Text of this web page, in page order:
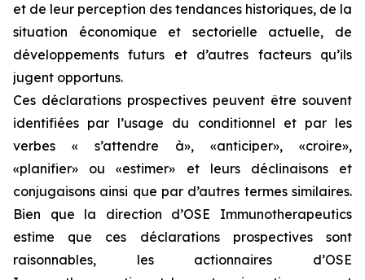
et de leur perception des tendances historiques, de la
situation économique et sectorielle actuelle, de
développements futurs et d’autres facteurs qu’ils
jugent opportuns.
Ces déclarations prospectives peuvent être souvent
identifiées par l’usage du conditionnel et par les
verbes « s’attendre à», «anticiper», «croire»,
«planifier» ou «estimer» et leurs déclinaisons et
conjugaisons ainsi que par d’autres termes similaires.
Bien que la direction d’OSE Immunotherapeutics
estime que ces déclarations prospectives sont
raisonnables, les actionnaires d’OSE